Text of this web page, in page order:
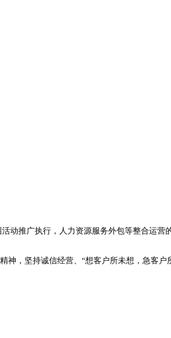
动推广执行，人力资源服务外包等整合运营
神，坚持诚信经营、“想客户所未想，急客户